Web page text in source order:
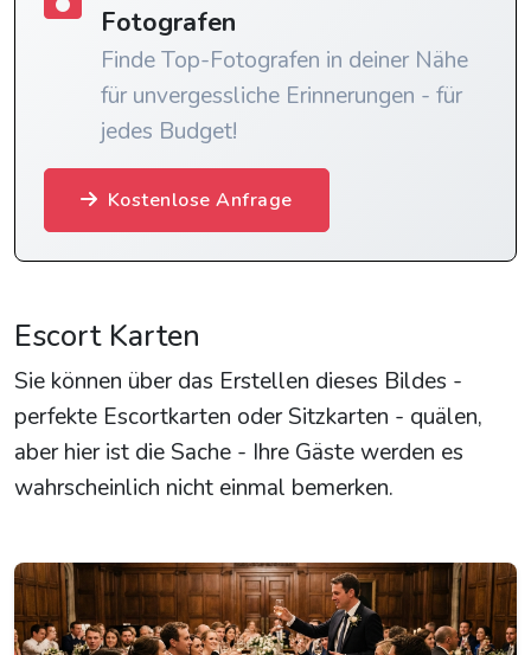
Fotografen
Finde Top-Fotografen in deiner Nähe
für unvergessliche Erinnerungen - für
jedes Budget!
Kostenlose Anfrage
Escort Karten
Sie können über das Erstellen dieses Bildes -
perfekte Escortkarten oder Sitzkarten - quälen,
aber hier ist die Sache - Ihre Gäste werden es
wahrscheinlich nicht einmal bemerken.